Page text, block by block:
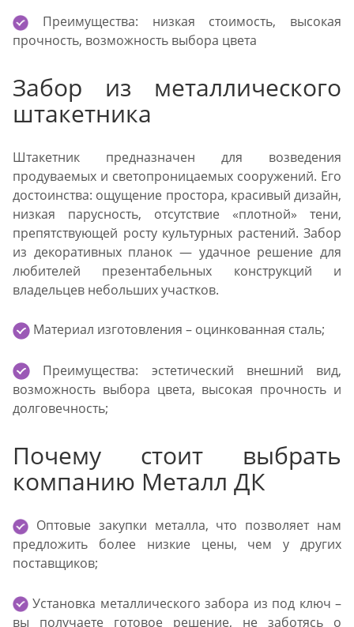
Преимущества: низкая стоимость, высокая
прочность, возможность выбора цвета
Забор из металлического
штакетника
Штакетник предназначен для возведения
продуваемых и светопроницаемых сооружений. Его
достоинства: ощущение простора, красивый дизайн,
низкая парусность, отсутствие «плотной» тени,
препятствующей росту культурных растений. Забор
из декоративных планок — удачное решение для
любителей презентабельных конструкций и
владельцев небольших участков.
Материал изготовления – оцинкованная сталь;
Преимущества: эстетический внешний вид,
возможность выбора цвета, высокая прочность и
долговечность;
Почему стоит выбрать
компанию Металл ДК
Оптовые закупки металла, что позволяет нам
предложить более низкие цены, чем у других
поставщиков;
Установка металлического забора из под ключ –
вы получаете готовое решение, не заботясь о